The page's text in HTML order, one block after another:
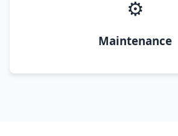
⚙️
Maintenance